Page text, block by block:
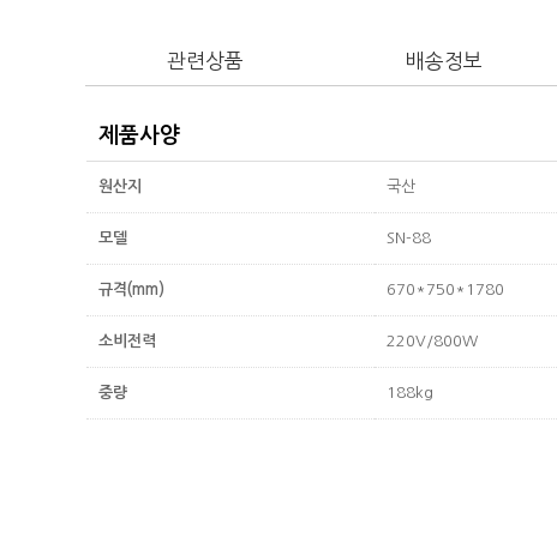
관련상품 배송정보
제품사양
원산지 국산
모델 SN-88
규격(mm) 670*750*1780
소비전력 220V/800W
중량 188kg